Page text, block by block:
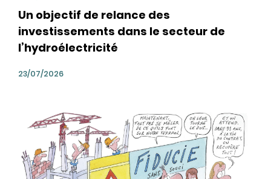
Un objectif de relance des
investissements dans le secteur de
l’hydroélectricité
23/07/2026